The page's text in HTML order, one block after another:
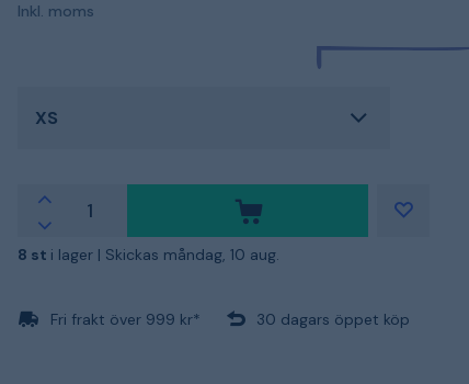
Inkl. moms
XS
8 st i lager | Skickas måndag, 10 aug.
Fri frakt över 999 kr* 30 dagars öppet köp